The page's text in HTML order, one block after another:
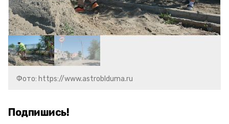
Фото: https://www.astroblduma.ru
Подпишись!